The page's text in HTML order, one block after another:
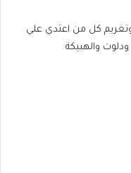
كل من اعتدي علي
والهبيكة